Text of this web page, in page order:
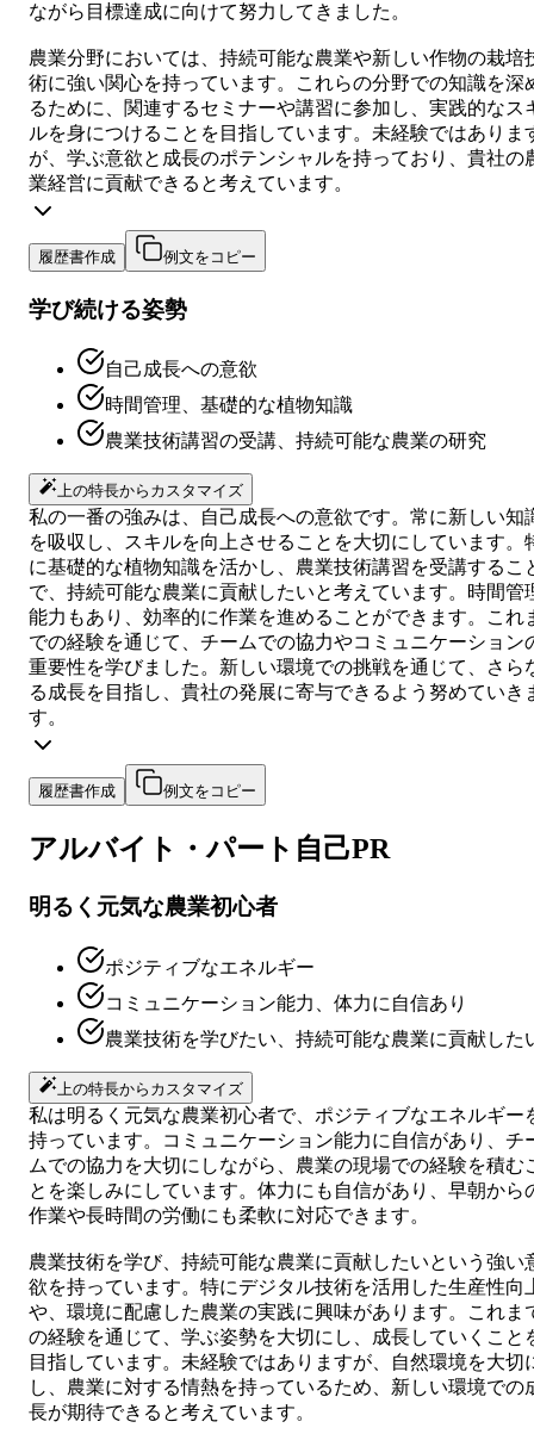
ながら目標達成に向けて努力してきました。
農業分野においては、持続可能な農業や新しい作物の栽培
術に強い関心を持っています。これらの分野での知識を深
るために、関連するセミナーや講習に参加し、実践的なス
ルを身につけることを目指しています。未経験ではありま
が、学ぶ意欲と成長のポテンシャルを持っており、貴社の
業経営に貢献できると考えています。
履歴書作成 例文をコピー
学び続ける姿勢
自己成長への意欲
時間管理、基礎的な植物知識
農業技術講習の受講、持続可能な農業の研究
上の特長からカスタマイズ
私の一番の強みは、自己成長への意欲です。常に新しい知
を吸収し、スキルを向上させることを大切にしています。
に基礎的な植物知識を活かし、農業技術講習を受講するこ
で、持続可能な農業に貢献したいと考えています。時間管
能力もあり、効率的に作業を進めることができます。これ
での経験を通じて、チームでの協力やコミュニケーション
重要性を学びました。新しい環境での挑戦を通じて、さら
る成長を目指し、貴社の発展に寄与できるよう努めていき
す。
履歴書作成 例文をコピー
アルバイト・パート 自己PR
明るく元気な農業初心者
ポジティブなエネルギー
コミュニケーション能力、体力に自信あり
農業技術を学びたい、持続可能な農業に貢献した
上の特長からカスタマイズ
私は明るく元気な農業初心者で、ポジティブなエネルギー
持っています。コミュニケーション能力に自信があり、チ
ムでの協力を大切にしながら、農業の現場での経験を積む
とを楽しみにしています。体力にも自信があり、早朝から
作業や長時間の労働にも柔軟に対応できます。
農業技術を学び、持続可能な農業に貢献したいという強い
欲を持っています。特にデジタル技術を活用した生産性向
や、環境に配慮した農業の実践に興味があります。これま
の経験を通じて、学ぶ姿勢を大切にし、成長していくこと
目指しています。未経験ではありますが、自然環境を大切
し、農業に対する情熱を持っているため、新しい環境での
長が期待できると考えています。